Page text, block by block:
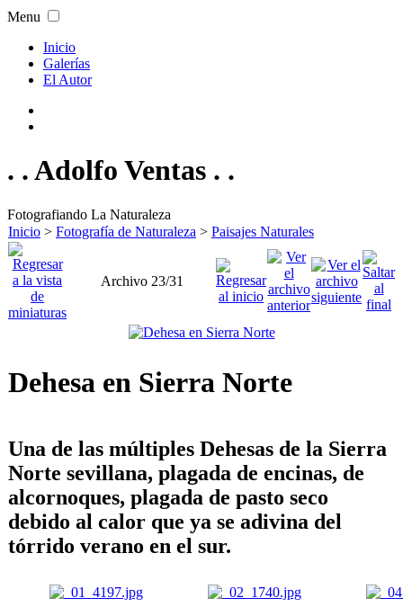
Menu
Inicio
Galerías
El Autor
. . Adolfo Ventas . .
Fotografiando La Naturaleza
Inicio > Fotografía de Naturaleza > Paisajes Naturales
Archivo 23/31
Dehesa en Sierra Norte
Una de las múltiples Dehesas de la Sierra
Norte sevillana, plagada de encinas, de
alcornoques, plagada de pasto seco
debido al calor que ya se adivina del
tórrido verano en el sur.